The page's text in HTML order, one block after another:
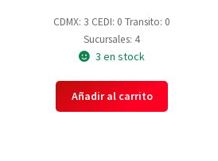
CDMX: 3 CEDI: 0Transito: 0
Sucursales: 4
3 en stock
Añadir al carrito